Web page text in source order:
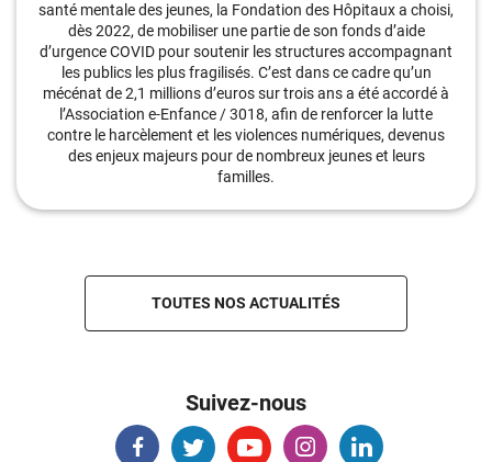
santé mentale des jeunes, la Fondation des Hôpitaux a choisi,
dès 2022, de mobiliser une partie de son fonds d’aide
d’urgence COVID pour soutenir les structures accompagnant
les publics les plus fragilisés. C’est dans ce cadre qu’un
mécénat de 2,1 millions d’euros sur trois ans a été accordé à
l’Association e-Enfance / 3018, afin de renforcer la lutte
contre le harcèlement et les violences numériques, devenus
des enjeux majeurs pour de nombreux jeunes et leurs
familles.
TOUTES NOS ACTUALITÉS
Suivez-nous